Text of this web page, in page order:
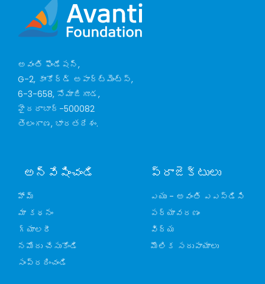
అవంతి ఫౌండేషన్,
G-2, కాంకోర్డ్ అపార్ట్‌మెంట్స్,
6-3-658, సోమాజిగూడ,
హైదరాబాద్-500082
తెలంగాణ, భారతదేశం.
అన్వేషించండి
హోమ్
మా కథనం
గ్యాలరీ
నమోదు చేసుకోండి
సంప్రదించండి
ప్రాజెక్టులు
ఎయు - అవంతి ఎఎస్‌డిసి
పర్యావరణం
విద్య
మౌలిక సదుపాయాలు